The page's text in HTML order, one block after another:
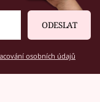
ODESLAT
osobních údajů